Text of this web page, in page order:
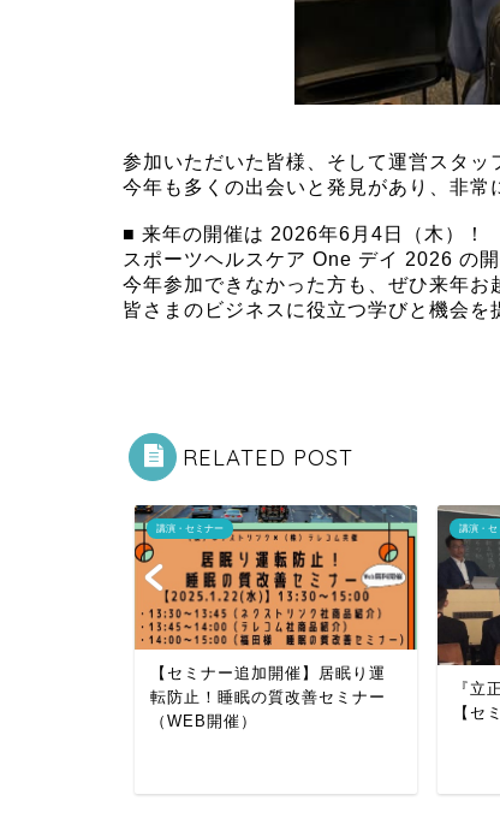
参加いただいた皆様、そして運営スタッ
今年も多くの出会いと発見があり、非常
■ 来年の開催は 2026年6月4日（木）！
スポーツヘルスケア One デイ 2026 の
今年参加できなかった方も、ぜひ来年お
皆さまのビジネスに役立つ学びと機会を
RELATED POST
講演・セミナー
【セミナー追加開催】居眠り運
転防止！睡眠の質改善セミナー
（WEB開催）
講演・セ
『立
【セ